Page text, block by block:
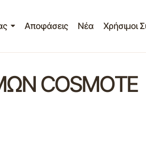
Αποφάσεις Νέα Χρήσιμοι
COSMOTE